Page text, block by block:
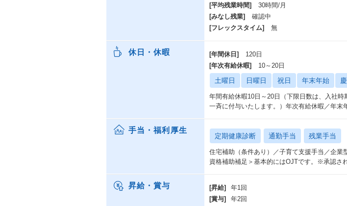
[平均残業時間]
30時間/月
[みなし残業]
確認中
[フレックスタイム]
無
休日・休暇 [年間休日]
120日
[年次有給休暇]
10～20日
土曜日 日曜日 祝日 年末年始
年間有給休暇10日～20日（下限日数は、入社
一斉に付与いたします。）年次有給休暇／年末
手当・福利厚生
定期健康診断 通勤手当 残業手当
住宅補助（条件あり）／子育て支援手当／企業
資格補助補足＞基本的にはOJTです。※承認さ
昇給・賞与 [昇給]
年1回
[賞与]
年2回